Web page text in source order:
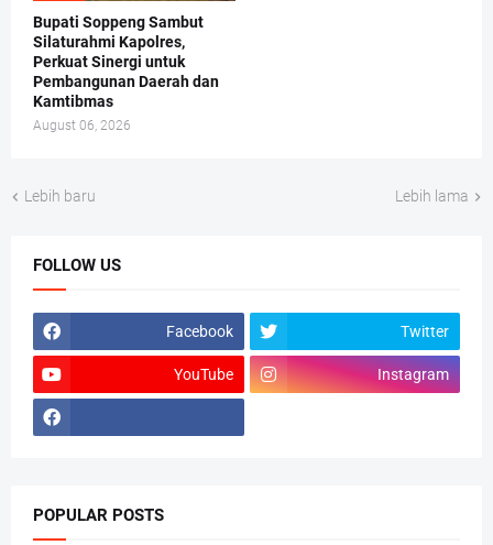
Bupati Soppeng Sambut
Silaturahmi Kapolres,
Perkuat Sinergi untuk
Pembangunan Daerah dan
Kamtibmas
August 06, 2026
Lebih baru Lebih lama
FOLLOW US
Facebook Twitter
YouTube Instagram
POPULAR POSTS